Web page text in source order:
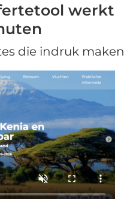
werkt
die indruk maken